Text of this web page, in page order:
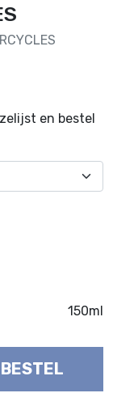
en bestel
150ml
BESTEL